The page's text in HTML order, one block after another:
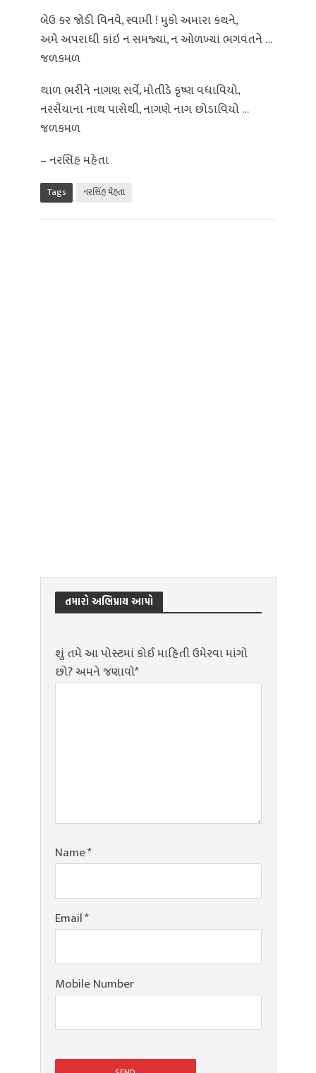
બેઉ કર જોડી વિનવે, સ્વામી ! મુકો અમારા કંથને,
અમે અપરાધી કાંઇ ન સમજ્યાં, ન ઓળખ્યાં ભગવંતને …
જળકમળ
થાળ ભરીને નાગણ સર્વે, મોતીડે કૃષ્ણ વધાવિયો,
નરસૈંયાના નાથ પાસેથી, નાગણે નાગ છોડાવિયો …
જળકમળ
– નરસિંહ મહેતા
Tags નરસિંહ મેહતા
તમારો અભિપ્રાય આપો
શું તમે આ પોસ્ટમાં કોઈ માહિતી ઉમેરવા માંગો
છો? અમને જણાવો*
Name*
Email*
Mobile Number